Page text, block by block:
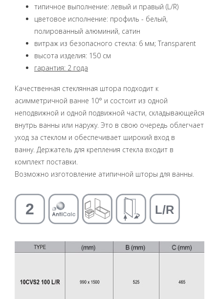
типичное выполнение: левый и правый (L/R)
цветовое исполнение: профиль - белый,
полированный алюминий, сатин
витраж из безопасного стекла: 6 мм; Transparent
высота изделия: 150 см
гарантия: 2 года
Качественная стеклянная штора подходит к
асимметричной ванне 10° и состоит из одной
неподвижной и одной подвижной части, складывающейся
внутрь ванны или наружу. Это в свою очередь облегчает
уход за стеклом и обеспечивает широкий вход в
ванну. Держатель для крепления стекла входит в
комплект поставки.
Возможно изготовление атипичной шторы для ванны.